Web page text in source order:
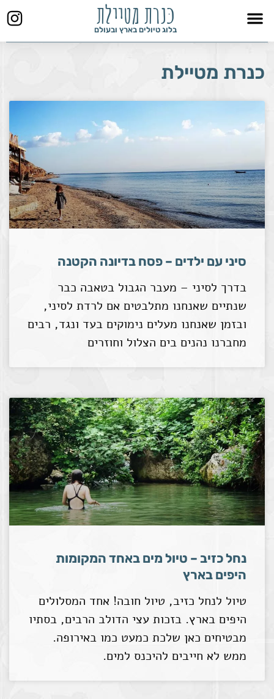
דילוג
כּנרת מטיילת
בלוג טיולים בארץ ובעולם
כנרת מטיילת
סיני עם ילדים – פסח בדיונה הקטנה
בדרך לסיני – מעבר הגבול בטאבה כבר
שנתיים שאנחנו מתלבטים אם לרדת לסיני,
ובזמן שאנחנו מעלים נימוקים בעד ונגד, רבים
מחברנו נהנים בים הצלול וחוזרים
נחל כזיב – טיול מים באחד המקומות
היפים בארץ
טיול לנחל כזיב, טיול חובה! אחד המסלולים
היפים בארץ. בזכות עצי הדולב הרבים, בסתיו
מבטיחים כאן שלכת כמעט כמו באירופה.
ממש לא חייבים להיכנס למים.